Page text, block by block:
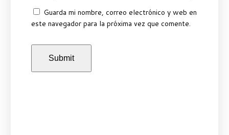
Guarda mi nombre, correo electrónico y web en
este navegador para la próxima vez que comente.